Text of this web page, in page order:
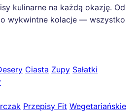
kulinarne na każdą okazję. Od
wykwintne kolacje — wszystko
Ciasta Zupy Sałatki
Przepisy Fit Wegetariańskie